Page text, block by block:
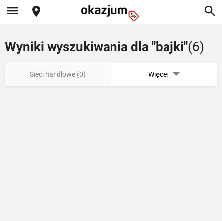
Wyniki wyszukiwania dla "bajki"(6)
Sieci handlowe (0) Więcej